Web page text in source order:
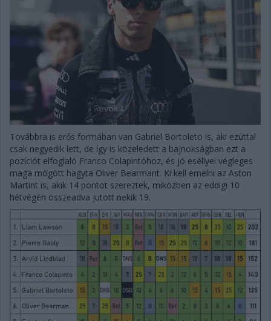
Továbbra is erős formában van Gabriel Bortoleto is, aki ezúttal
csak negyedik lett, de így is közeledett a bajnokságban ezt a
pozíciót elfoglaló Franco Colapintóhoz, és jó eséllyel végleges
maga mögött hagyta Oliver Bearmant. Ki kell emelni az Aston
Martint is, akik 14 pontot szereztek, miközben az eddigi 10
hétvégén összeadva jutott nekik 19.